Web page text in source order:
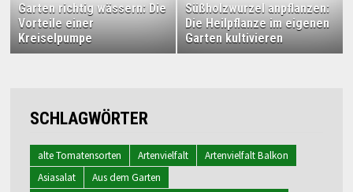
Garten richtig wässern: Die
Vorteile einer
Kreiselpumpe
Süßholzwurzel anpflanzen:
Die Heilpflanze im eigenen
Garten kultivieren
SCHLAGWÖRTER
alte Tomatensorten Artenvielfalt
Artenvielfalt Balkon
Asiasalat
Aus dem Garten